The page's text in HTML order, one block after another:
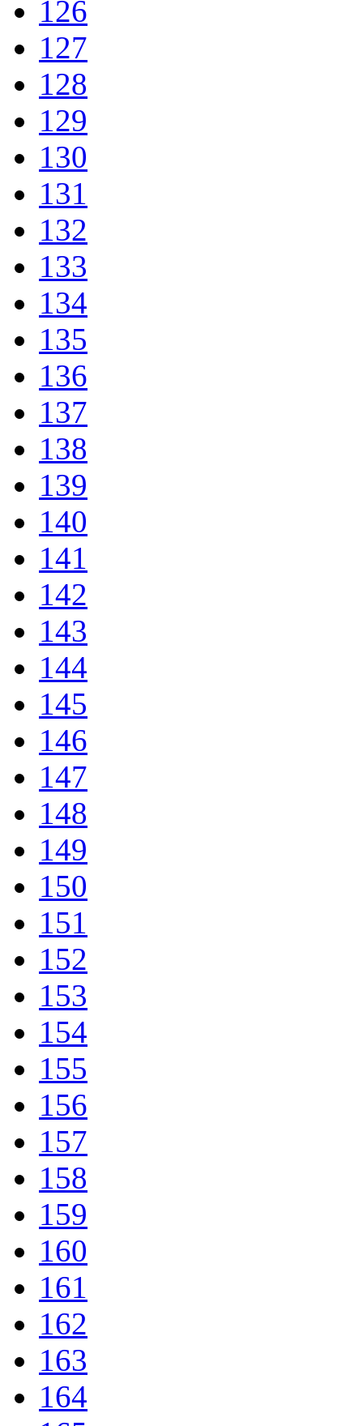
126
127
128
129
130
131
132
133
134
135
136
137
138
139
140
141
142
143
144
145
146
147
148
149
150
151
152
153
154
155
156
157
158
159
160
161
162
163
164